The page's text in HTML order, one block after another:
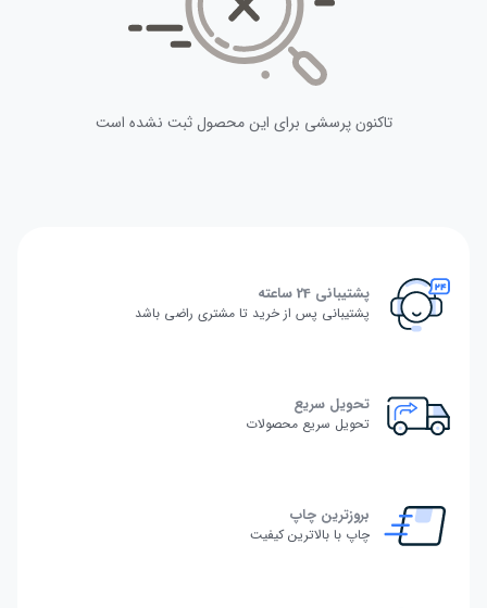
تاکنون پرسشی برای این محصول ثبت نشده است
پشتیبانی 24 ساعته
پشتیبانی پس از خرید تا مشتری راضی باشد
تحویل سریع
تحویل سریع محصولات
بروزترین چاپ
چاپ با بالاترین کیفیت